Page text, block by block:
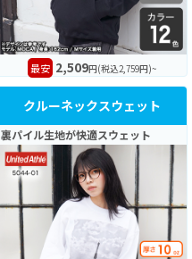
最安 2,509円(税込2,759円)~
クルーネックスウェット
裏パイル生地が快適スウェット